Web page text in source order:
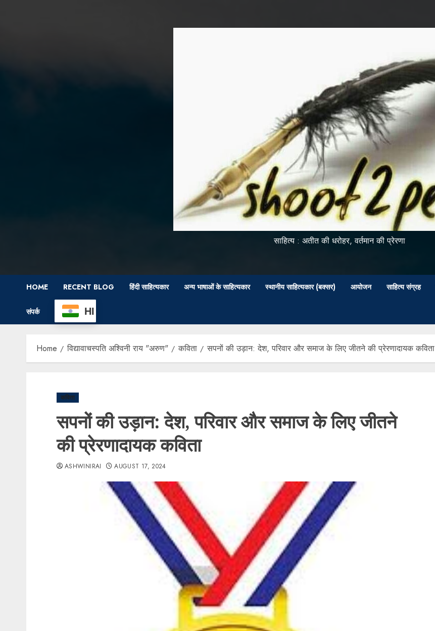
साहित्य : अतीत की धरोहर, वर्तमान की प्रेरणा
HOME RECENT BLOG हिंदी साहित्यकार अन्य भाषाओं के साहित्यकार स्थानीय साहित्यकार (बक्सर) आयोजन साहित्य संग्रह
संपर्क HI
Home विद्यावाचस्पति अश्विनी राय "अरुण" कविता सपनों की उड़ान: देश, परिवार और समाज के लिए जीतने की प्रेरणादायक कविता
कविता
सपनों की उड़ान: देश, परिवार और समाज के लिए जीतने
की प्रेरणादायक कविता
ASHWINIRAI AUGUST 17, 2024